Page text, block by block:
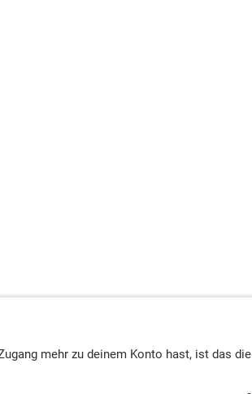
mehr zu deinem Konto hast, ist das die